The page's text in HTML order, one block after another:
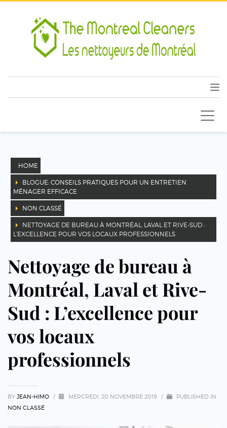
HOME
BLOGUE: CONSEILS PRATIQUES POUR UN ENTRETIEN
MÉNAGER EFFICACE
NON CLASSÉ
NETTOYAGE DE BUREAU À MONTRÉAL, LAVAL ET RIVE-SUD :
L’EXCELLENCE POUR VOS LOCAUX PROFESSIONNELS
Nettoyage de bureau à
Montréal, Laval et Rive-
Sud : L’excellence pour
vos locaux
professionnels
BY JEAN-HIMO / MERCREDI, 20 NOVEMBRE 2019 /
PUBLISHED IN
NON CLASSÉ